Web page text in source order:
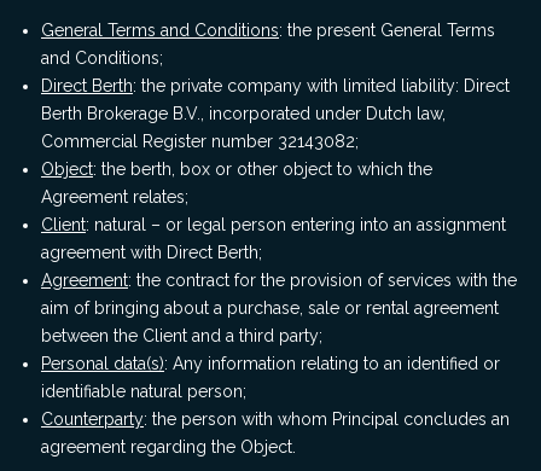
General Terms and Conditions: the present General Terms
and Conditions;
Direct Berth: the private company with limited liability: Direct
Berth Brokerage B.V., incorporated under Dutch law,
Commercial Register number 32143082;
Object: the berth, box or other object to which the
Agreement relates;
Client: natural – or legal person entering into an assignment
agreement with Direct Berth;
Agreement: the contract for the provision of services with the
aim of bringing about a purchase, sale or rental agreement
between the Client and a third party;
Personal data(s): Any information relating to an identified or
identifiable natural person;
Counterparty: the person with whom Principal concludes an
agreement regarding the Object.